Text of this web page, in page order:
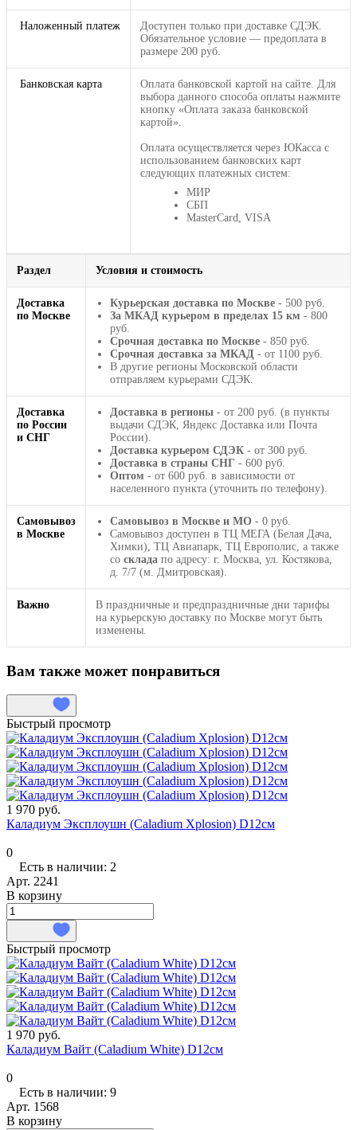
Наложенный платеж
Доступен только при доставке СДЭК.
Обязательное условие — предоплата в
размере 200 руб.
Банковская карта
Оплата банковской картой на сайте. Для
выбора данного способа оплаты нажмите
кнопку «Оплата заказа банковской
картой».
Оплата осуществляется через ЮКасса с
использованием банковских карт
следующих платежных систем:
МИР
СБП
MasterCard, VISA
Раздел Условия и стоимость
Доставка
по Москве
Курьерская доставка по Москве - 500 руб.
За МКАД курьером в пределах 15 км - 800
руб.
Срочная доставка по Москве - 850 руб.
Срочная доставка за МКАД - от 1100 руб.
В другие регионы Московской области
отправляем курьерами СДЭК.
Доставка
по России
и СНГ
Доставка в регионы - от 200 руб. (в пункты
выдачи СДЭК, Яндекс Доставка или Почта
России).
Доставка курьером СДЭК - от 300 руб.
Доставка в страны СНГ - 600 руб.
Оптом - от 600 руб. в зависимости от
населенного пункта (уточнить по телефону).
Самовывоз
в Москве
Самовывоз в Москве и МО - 0 руб.
Самовывоз доступен в ТЦ МЕГА (Белая Дача,
Химки), ТЦ Авиапарк, ТЦ Европолис, а также
со склада по адресу: г. Москва, ул. Костякова,
д. 7/7 (м. Дмитровская).
Важно
В праздничные и предпраздничные дни тарифы
на курьерскую доставку по Москве могут быть
изменены.
Вам также может понравиться
Быстрый просмотр
1 970 руб.
Каладиум Эксплоушн (Caladium Xplosion) D12см
0
Есть в наличии: 2
Арт. 2241
В корзину
Быстрый просмотр
1 970 руб.
Каладиум Вайт (Caladium White) D12см
0
Есть в наличии: 9
Арт. 1568
В корзину